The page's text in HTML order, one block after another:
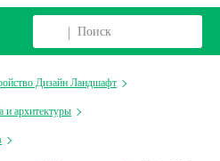
Дизайн Ландшафт
и архитектуры